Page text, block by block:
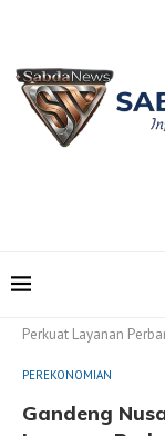
Perkuat Layanan
PEREKONOMIAN
Gandeng